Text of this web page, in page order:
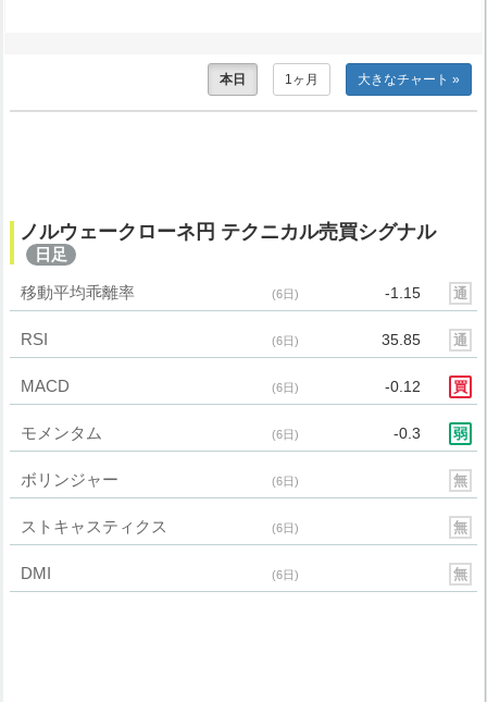
本日 1ヶ月 大きなチャート »
ノルウェークローネ円 テクニカル売買シグナル
日足
移動平均乖離率 (6日) -1.15 通
RSI (6日) 35.85 通
MACD (6日) -0.12 買
モメンタム (6日) -0.3 弱
ボリンジャー (6日) 無
ストキャスティクス (6日) 無
DMI (6日) 無